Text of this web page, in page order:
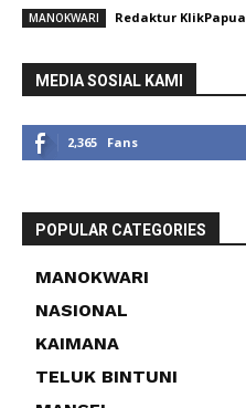
MANOKWARI Redaktur KlikPapua
MEDIA SOSIAL KAMI
2,365 Fans
POPULAR CATEGORIES
MANOKWARI
NASIONAL
KAIMANA
TELUK BINTUNI